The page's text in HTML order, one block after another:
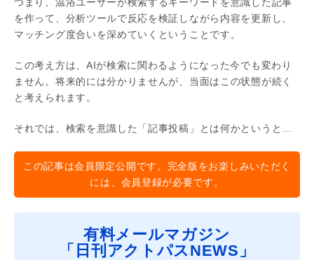
を作って、分析ツールで反応を検証しながら内容を更新し、
マッチング度合いを深めていくということです。
この考え方は、AIが検索に関わるようになった今でも変わり
ません。将来的には分かりませんが、当面はこの状態が続く
と考えられます。
それでは、検索を意識した「記事投稿」とは何かというと…
この記事は会員限定公開です。完全版をお楽しみいただく
には、会員登録が必要です。
有料メールマガジン
「日刊アクトパスNEWS」